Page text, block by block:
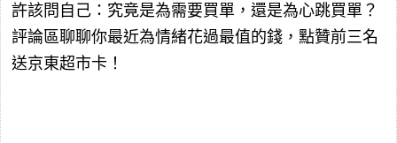
許該問自己：究竟是為需要買單，還是為心跳買單？
評論區聊聊你最近為情緒花過最值的錢，點贊前三名
送京東超市卡！